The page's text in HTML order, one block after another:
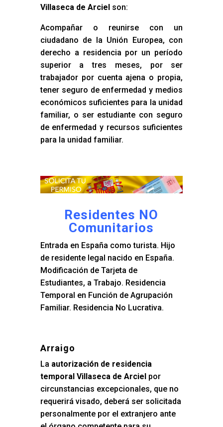
Villaseca de Arciel son:
Acompañar o reunirse con un
ciudadano de la Unión Europea, con
derecho a residencia por un período
superior a tres meses, por ser
trabajador por cuenta ajena o propia,
tener seguro de enfermedad y medios
económicos suficientes para la unidad
familiar, o ser estudiante con seguro
de enfermedad y recursos suficientes
para la unidad familiar.
Residentes NO
Comunitarios
Entrada en España como turista. Hijo
de residente legal nacido en España.
Modificación de Tarjeta de
Estudiantes, a Trabajo. Residencia
Temporal en Función de Agrupación
Familiar. Residencia No Lucrativa.
Arraigo
La autorización de residencia
temporal Villaseca de Arcielpor
circunstancias excepcionales, que no
requerirá visado, deberá ser solicitada
personalmente por el extranjero ante